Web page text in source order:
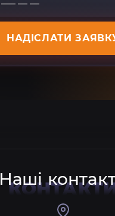
НАДІСЛАТИ
Наші